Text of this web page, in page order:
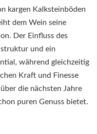
kargen Kalksteinböden
dem Wein seine
Der Einfluss des
und ein
während gleichzeitig
Kraft und Finesse
die nächsten Jahre
puren Genuss bietet.